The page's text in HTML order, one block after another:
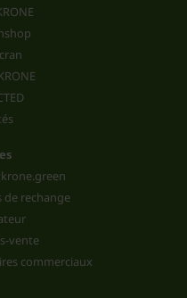
de rechange
vente
commerciaux